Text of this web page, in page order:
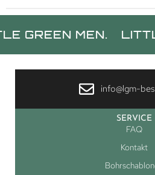
MEN. LITTLE
info@lgm-
SERVICE
FAQ
Kontakt